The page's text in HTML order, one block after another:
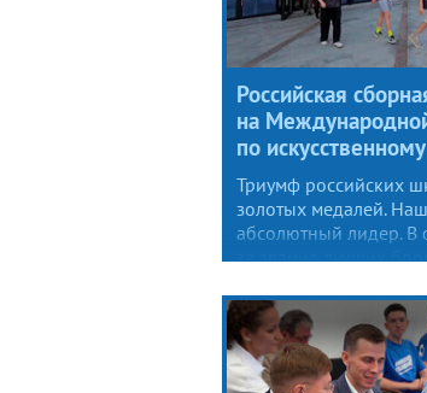
Российская
на
по
Триумф российских
золотых медалей.
абсолютный лидер. В
за звание лучших